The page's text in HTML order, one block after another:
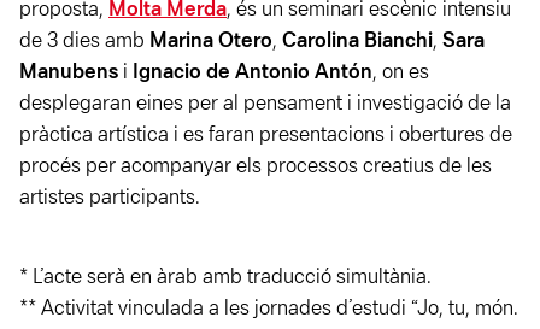
proposta, Molta Merda, és un seminari escènic intensiu
de 3 dies amb Marina Otero, Carolina Bianchi, Sara
Manubens i Ignacio de Antonio Antón, on es
desplegaran eines per al pensament i investigació de la
pràctica artística i es faran presentacions i obertures de
procés per acompanyar els processos creatius de les
artistes participants.
* L’acte serà en àrab amb traducció simultània.
** Activitat vinculada a les jornades d’estudi “Jo, tu, món.